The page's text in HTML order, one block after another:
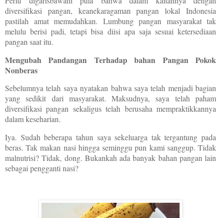
diversifikasi pangan, keanekaragaman pangan lokal Indonesia
pastilah amat memudahkan. Lumbung pangan masyarakat tak
melulu berisi padi, tetapi bisa diisi apa saja sesuai ketersediaan
pangan saat itu.
Mengubah Pandangan Terhadap bahan Pangan Pokok
Nonberas
Sebelumnya telah saya nyatakan bahwa saya telah menjadi bagian
yang sedikit dari masyarakat. Maksudnya, saya telah paham
diversifikasi pangan sekaligus telah berusaha mempraktikkannya
dalam keseharian.
Iya. Sudah beberapa tahun saya sekeluarga tak tergantung pada
beras. Tak makan nasi hingga seminggu pun kami sanggup. Tidak
malnutrisi? Tidak, dong. Bukankah ada banyak bahan pangan lain
sebagai pengganti nasi?